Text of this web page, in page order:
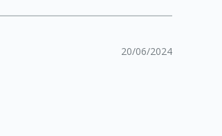
20/06/2024